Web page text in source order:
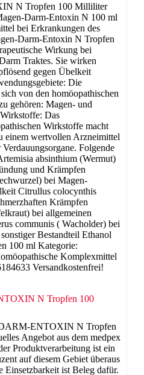
N Tropfen 100 Milliliter
Darm-Entoxin N 100 ml
bei Erkrankungen des
Darm-Entoxin N Tropfen
Wirkung bei
Traktes. Sie wirken
gegen Übelkeit
Die
von den homöopathischen
gehören: Magen- und
Das
Wirkstoffe macht
einem wertvollen Arzneimittel
Folgende
absinthium (Wermut)
und Krämpfen
bei Magen-
Citrullus colocynthis
Krämpfen
bei allgemeinen
communis ( Wacholder) bei
Bestandteil Ethanol
100 ml Kategorie:
Komplexmittel
Versandkostenfrei!
ENTOXIN N Tropfen
Angebot aus dem medpex
Produktverarbeitung ist ein
auf diesem Gebiet überaus
Einsetzbarkeit ist Beleg dafür.